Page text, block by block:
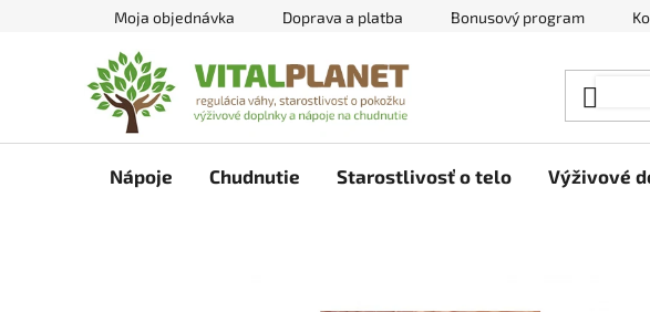
Moja objednávka Doprava a platba Bonusový program
Nápoje Chudnutie Starostlivosť o telo Výživové